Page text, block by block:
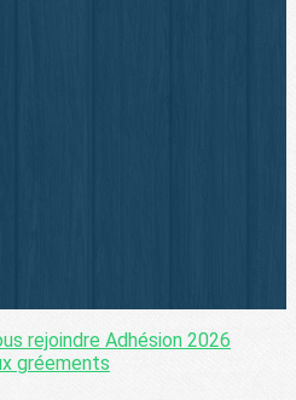
rejoindre Adhésion 2026
gréements